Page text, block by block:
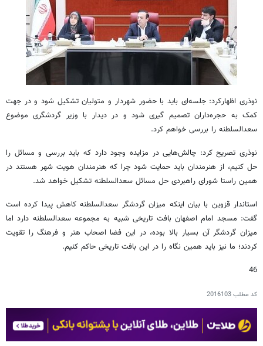
نوذری اظهارکرد: جلسه‌ای باید با حضور شهردار و متولیان تشکیل شود و در جهت
کمک به حجره‌داران تصمیم گیری شود و در دیدار با وزیر گردشگری موضوع
سعدالسلطنه را بررسی خواهم کرد.
نوذری تصریح کرد: چالش‌هایی در مزایده وجود دارد که باید بررسی و مسائل را
حل کنیم، از هنرمندان باید حمایت شود چرا که هنرمندان هویت شهر هستند در
همین راستا شورای راهبردی حل مسائل سعدالسلطنه تشکیل خواهد شد.
استاندار قزوین با بیان اینکه میزان گردشگر سعدالسلطنه کاهش پیدا کرده است
گفت: مسجد امام اصفهان بافت تاریخی شبیه به مجموعه سعدالسلطنه دارد اما
میزان گردشگر آن بسیار بالا بوده، در این فضا اصحاب هنر و فرهنگ را تقویت
کردند؛ ما نیز باید همین نگاه را در این بافت تاریخی حاکم کنیم.
46
کد مطلب2016103